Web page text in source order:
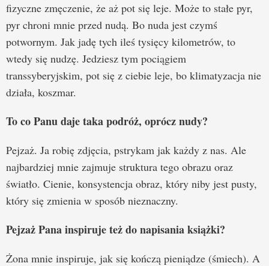
fizyczne zmęczenie, że aż pot się leje. Może to stałe pyr,
pyr chroni mnie przed nudą. Bo nuda jest czymś
potwornym. Jak jadę tych ileś tysięcy kilometrów, to
wtedy się nudzę. Jedziesz tym pociągiem
transsyberyjskim, pot się z ciebie leje, bo klimatyzacja nie
działa, koszmar.
To co Panu daje taka podróż, oprócz nudy?
Pejzaż. Ja robię zdjęcia, pstrykam jak każdy z nas. Ale
najbardziej mnie zajmuje struktura tego obrazu oraz
światło. Cienie, konsystencja obraz, który niby jest pusty,
który się zmienia w sposób nieznaczny.
Pejzaż Pana inspiruje też do napisania książki?
Żona mnie inspiruje, jak się kończą pieniądze (śmiech). A